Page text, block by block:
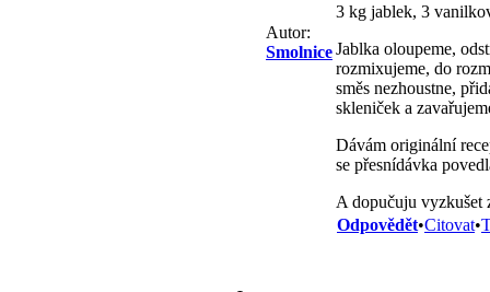
Autor:
Smolnice
3 kg jablek, 3
Jablka oloupeme,
rozmixujeme, do
směs nezhoustne,
skleniček a
Dávám originální
se přesnídávka
A dopučuju vyzkušet
Odpovědět•Citovat•